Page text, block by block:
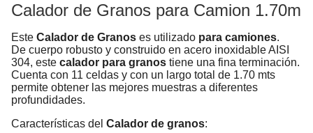
Calador de Granos para Camion 1.70m
Este Calador de Granos es utilizado para camiones.
De cuerpo robusto y construido en acero inoxidable AISI
304, este calador para granos tiene una fina terminación.
Cuenta con 11 celdas y con un largo total de 1.70 mts
permite obtener las mejores muestras a diferentes
profundidades.
Características del Calador de granos: